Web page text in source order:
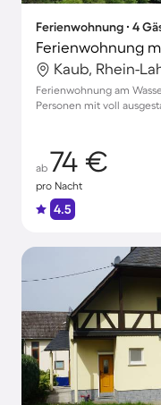
Ferienwohnung ∙ 4
Kaub, Rhein-
Ferienwohnung am
Personen mit voll
ab 74 €
pro Nacht
4.5